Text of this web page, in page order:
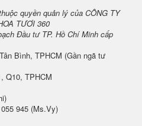
quyền quản lý của CÔNG TY
TƯƠI 360
Đầu tư TP. Hồ Chí Minh cấp
Bình, TPHCM (Gần ngã tư
Q10, TPHCM
945 (Ms.Vy)